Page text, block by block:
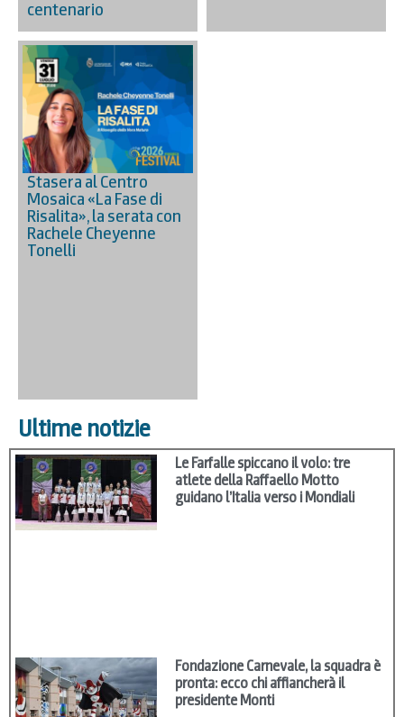
centenario
Stasera al Centro
Mosaica «La Fase di
Risalita», la serata con
Rachele Cheyenne
Tonelli
Ultime notizie
Le Farfalle spiccano il volo: tre
atlete della Raffaello Motto
guidano l’Italia verso i Mondiali
Fondazione Carnevale, la squadra è
pronta: ecco chi affiancherà il
presidente Monti